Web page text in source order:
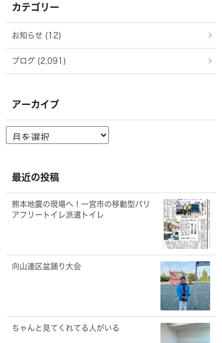
カテゴリー
お知らせ (12)
ブログ (2,091)
アーカイブ
ー
ブ
最近の投稿
熊本地震の現場へ！一宮市の移動型バリ
アフリートイレ派遣トイレ
向山連区盆踊り大会
ちゃんと見てくれてる人がいる